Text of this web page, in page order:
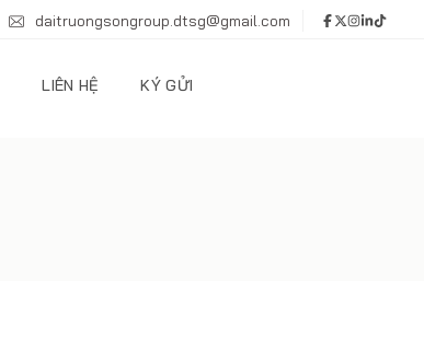
daitruongsongroup.dtsg@gmail.com
LIÊN HỆ KÝ GỬI